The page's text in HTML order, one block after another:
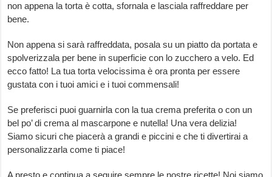
non appena la torta è cotta, sfornala e lasciala raffreddare per
bene.
Non appena si sarà raffreddata, posala su un piatto da portata e
spolverizzala per bene in superficie con lo zucchero a velo. Ed
ecco fatto! La tua torta velocissima è ora pronta per essere
gustata con i tuoi amici e i tuoi commensali!
Se preferisci puoi guarnirla con la tua crema preferita o con un
bel po’ di crema al mascarpone e nutella! Una vera delizia!
Siamo sicuri che piacerà a grandi e piccini e che ti divertirai a
personalizzarla come ti piace!